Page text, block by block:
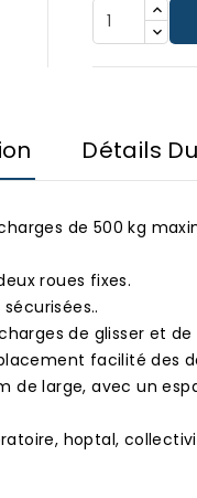
Détails
de 500 kg
roues fixes.
de glisser et
facilité des
de large, avec un
hoptal,